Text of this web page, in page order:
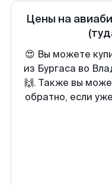
Цены на
😍 Вы можете
из Бургаса во
🙌. Также вы
обратно, если